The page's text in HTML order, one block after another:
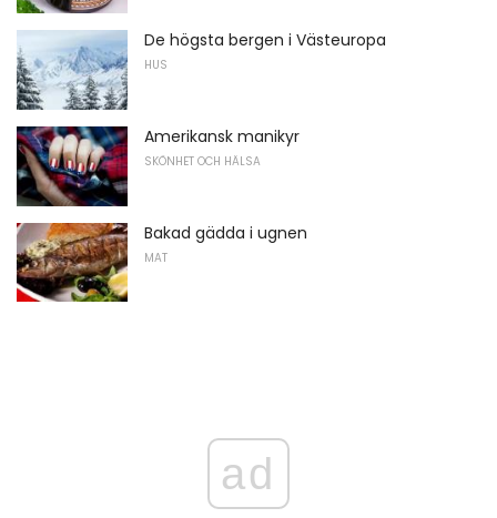
De högsta bergen i Västeuropa
HUS
Amerikansk manikyr
SKÖNHET OCH HÄLSA
Bakad gädda i ugnen
MAT
ad